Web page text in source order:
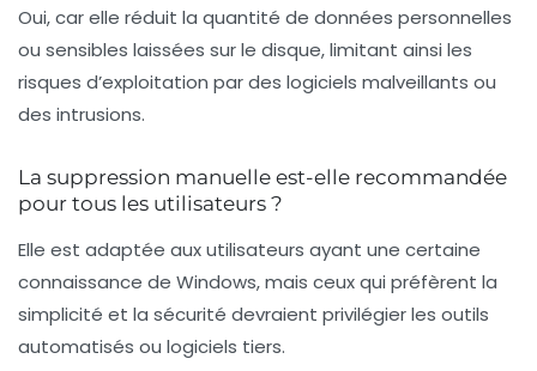
Oui, car elle réduit la quantité de données personnelles
ou sensibles laissées sur le disque, limitant ainsi les
risques d’exploitation par des logiciels malveillants ou
des intrusions.
La suppression manuelle est-elle recommandée
pour tous les utilisateurs ?
Elle est adaptée aux utilisateurs ayant une certaine
connaissance de Windows, mais ceux qui préfèrent la
simplicité et la sécurité devraient privilégier les outils
automatisés ou logiciels tiers.